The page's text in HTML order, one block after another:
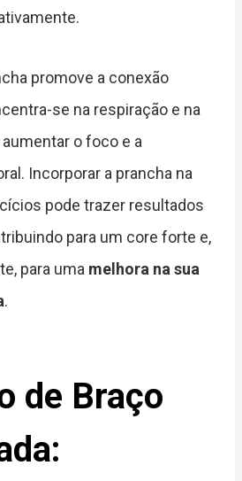
promove a conexão
se na respiração e na
o foco e a
Incorporar a prancha na
pode trazer resultados
para um core forte e,
para uma melhora na sua
.
de Braço